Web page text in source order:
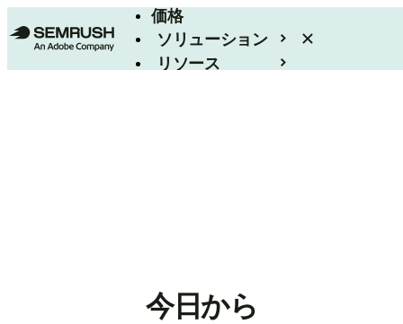
価格
ソリューション
リソース
今日から